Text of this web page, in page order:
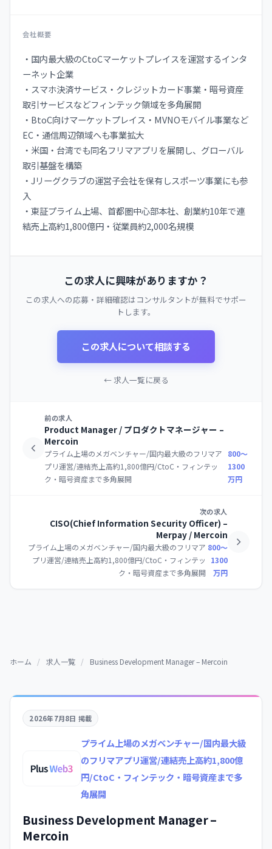
会社概要
・国内最大級のCtoCマーケットプレイスを運営するインタ
ーネット企業
・スマホ決済サービス・クレジットカード事業・暗号資産
取引サービスなどフィンテック領域を多角展開
・BtoC向けマーケットプレイス・MVNOモバイル事業など
EC・通信周辺領域へも事業拡大
・米国・台湾でも同名フリマアプリを展開し、グローバル
取引基盤を構築
・Jリーグクラブの運営子会社を保有しスポーツ事業にも参
入
・東証プライム上場、首都圏中心部本社、創業約10年で連
結売上高約1,800億円・従業員約2,000名規模
この求人に興味がありますか？
この求人への応募・詳細確認はコンサルタントが無料でサポー
トします。
この求人について相談する
← 求人一覧に戻る
前の求人
Product Manager / プロダクトマネージャー –
Mercoin
プライム上場のメガベンチャー/国内最大級のフリマア
プリ運営/連結売上高約1,800億円/CtoC・フィンテッ
ク・暗号資産まで多角展開
800〜
1300
万円
次の求人
CISO(Chief Information Security Officer) –
Merpay / Mercoin
プライム上場のメガベンチャー/国内最大級のフリマア
プリ運営/連結売上高約1,800億円/CtoC・フィンテッ
ク・暗号資産まで多角展開
800〜
1300
万円
ホーム / 求人一覧 / Business Development Manager – Mercoin
2026年7月8日 掲載
プライム上場のメガベンチャー/国内最大級
のフリマアプリ運営/連結売上高約1,800億
円/CtoC・フィンテック・暗号資産まで多
角展開
Business Development Manager –
Mercoin